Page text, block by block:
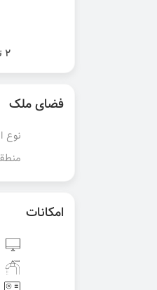
2 تخت خواب
فضای ملک
نوع
امکانات